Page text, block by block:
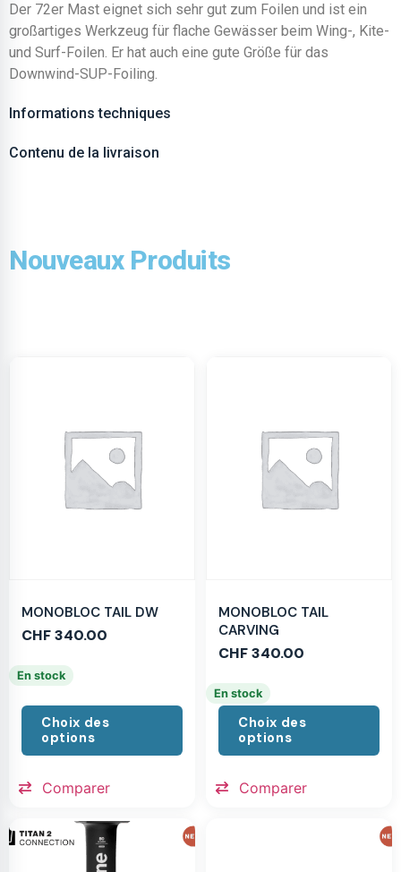
Der 72er Mast eignet sich sehr gut zum Foilen und ist ein
großartiges Werkzeug für flache Gewässer beim Wing-, Kite-
und Surf-Foilen. Er hat auch eine gute Größe für das
Downwind-SUP-Foiling.
Informations techniques
Contenu de la livraison
Nouveaux Produits
MONOBLOC TAIL DW
CHF340.00
En stock
Choix des
options
Comparer
MONOBLOC TAIL
CARVING
CHF340.00
En stock
Choix des
options
Comparer